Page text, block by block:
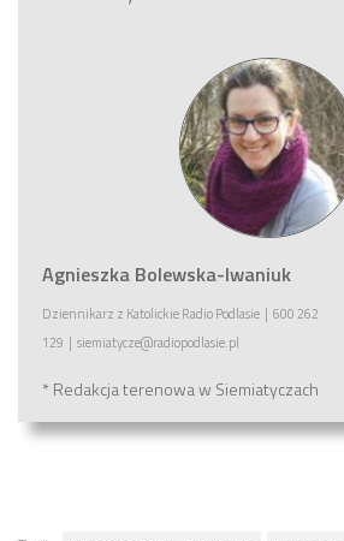
Agnieszka Bolewska-Iwaniuk
Dziennikarz z Katolickie Radio Podlasie | 600 262
129 | siemiatycze@radiopodlasie.pl
* Redakcja terenowa w Siemiatyczach